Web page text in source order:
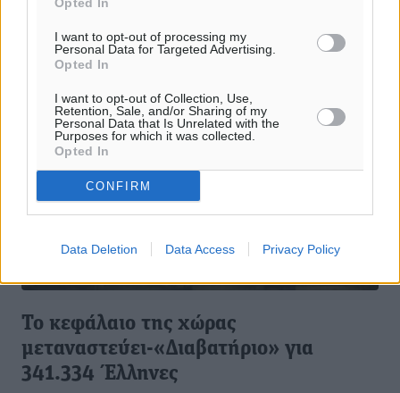
I want to opt-out of processing my
Personal Data for Targeted Advertising.
Opted In
I want to opt-out of Collection, Use,
Retention, Sale, and/or Sharing of my
Personal Data that Is Unrelated with the
Purposes for which it was collected.
Opted In
CONFIRM
Data Deletion Data Access Privacy Policy
Το κεφάλαιο της χώρας
μεταναστεύει-«Διαβατήριο» για
341.334 Έλληνες